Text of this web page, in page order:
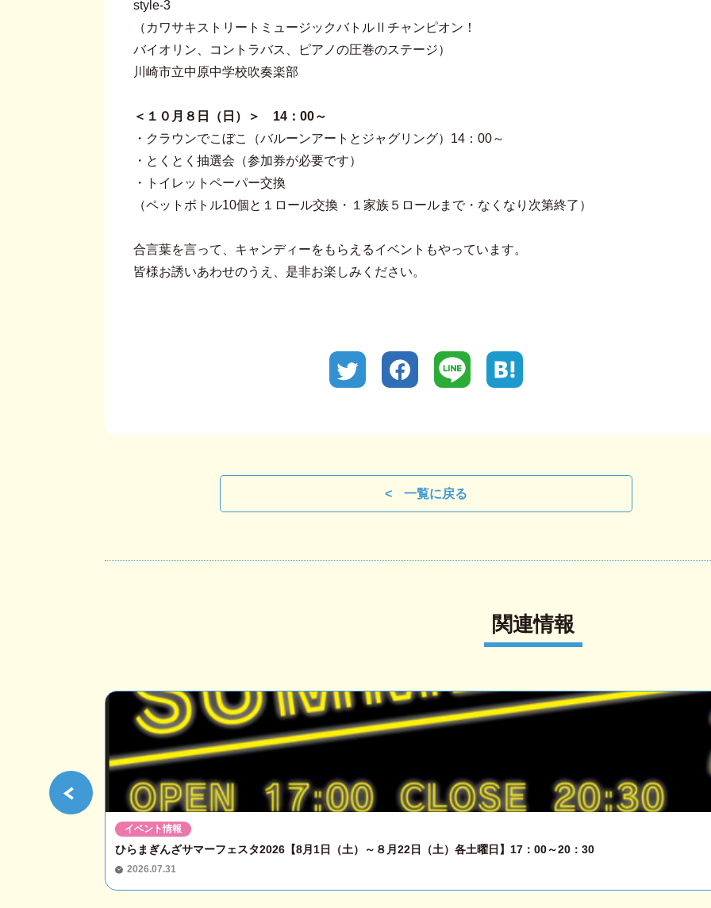
style-3
（カワサキストリートミュージックバトルⅡチャンピオン！
バイオリン、コントラバス、ピアノの圧巻のステージ）
川崎市立中原中学校吹奏楽部
＜１０月８日（日）＞ 14：00～
・クラウンでこぼこ（バルーンアートとジャグリング）14：00～
・とくとく抽選会（参加券が必要です）
・トイレットペーパー交換
（ペットボトル10個と１ロール交換・１家族５ロールまで・なくなり次第終了）
合言葉を言って、キャンディーをもらえるイベントもやっています。
皆様お誘いあわせのうえ、是非お楽しみください。
一覧に戻る
関連情報
ひらまぎんざサマーフェスタ2026【8月1日（土）～８月22日（土）各土曜日】17：00～20：30
2026.07.31
イベント情報